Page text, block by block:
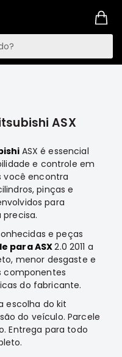
ASX
ASX é essencial
e controle em
você encontra
pinças e
para
e peças
para ASX2.0 2011 a
menor desgaste e
componentes
do fabricante.
escolha do kit
do veículo. Parcele
Entrega para todo